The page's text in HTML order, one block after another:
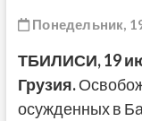
Понедельник,
ТБИЛИСИ, 19
Грузия.
осужденных в